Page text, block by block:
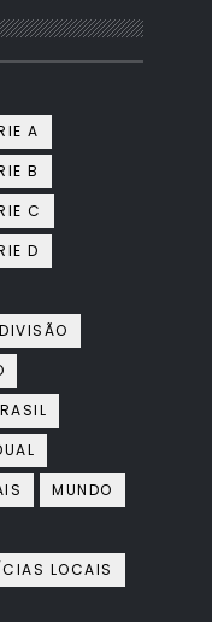
A
B
C
D
MUNDO
LOCAIS